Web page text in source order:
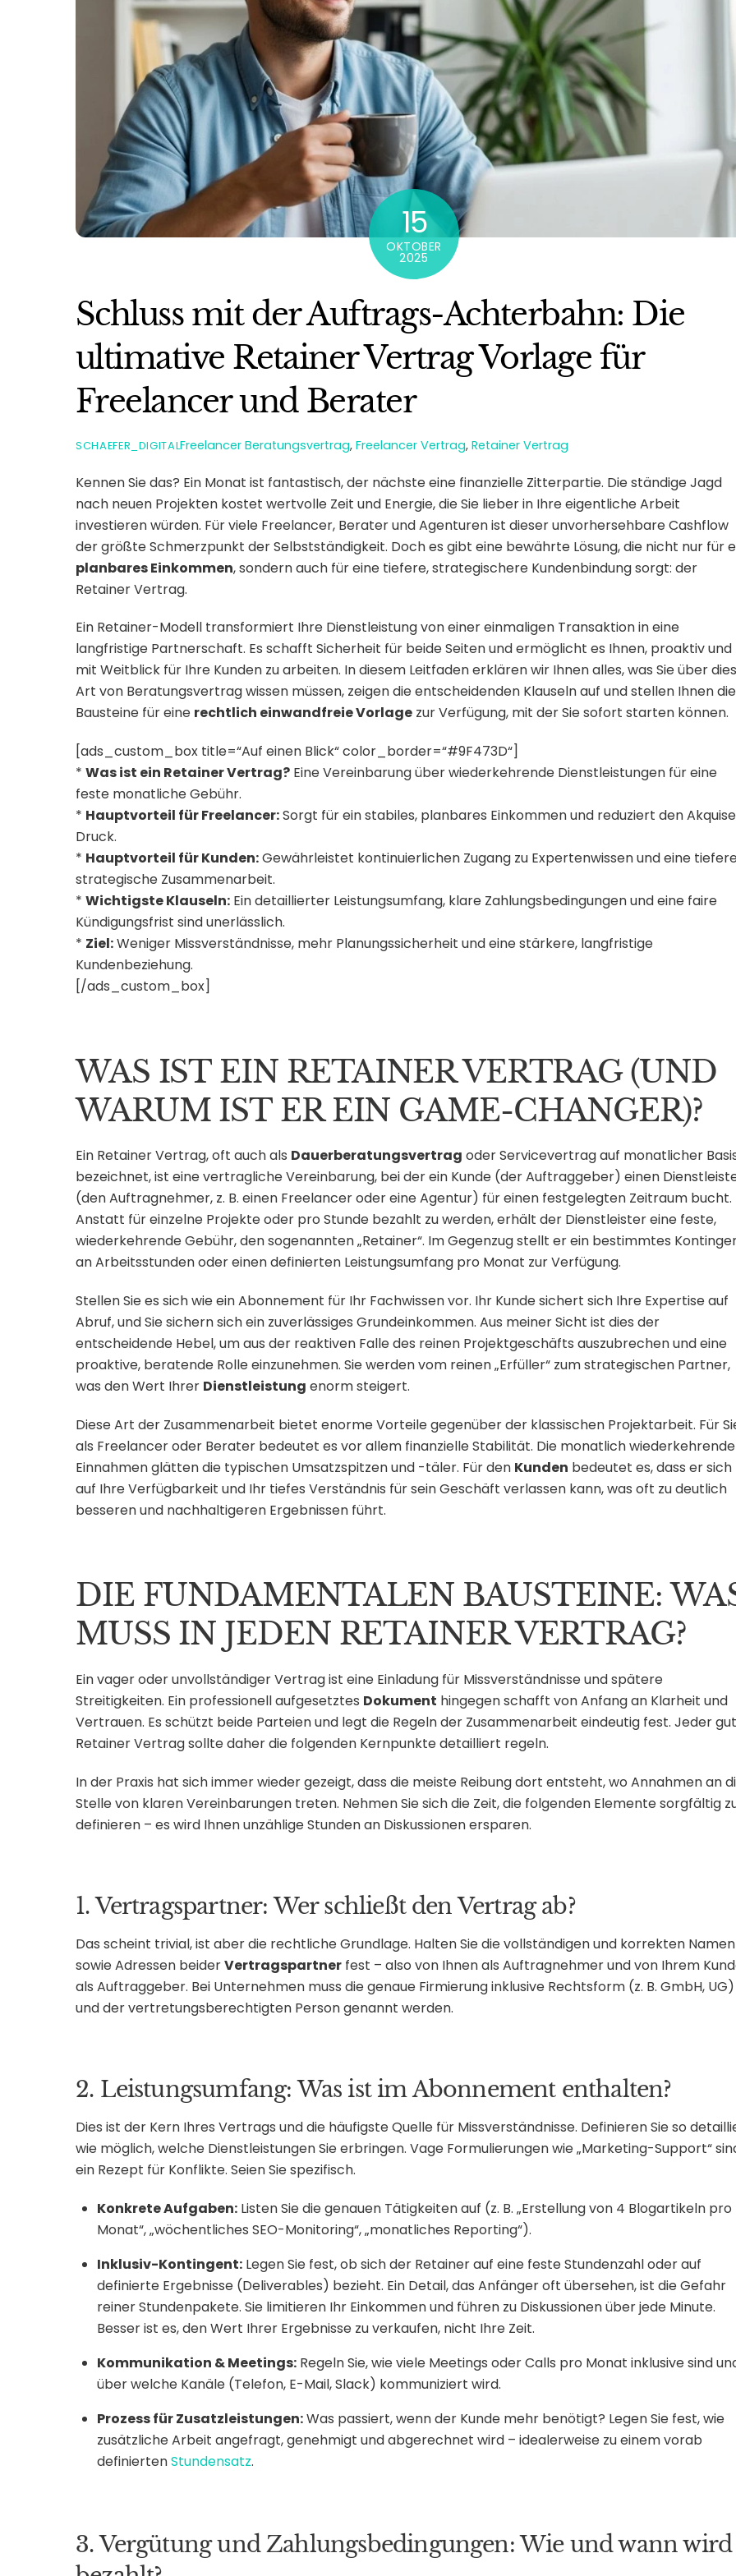
15
OKTOBER
2025
Schluss mit der Auftrags-Achterbahn: Die
ultimative Retainer Vertrag Vorlage für
Freelancer und Berater
SCHAEFER_DIGITALFreelancer Beratungsvertrag,Freelancer Vertrag,Retainer Vertrag
Kennen Sie das? Ein Monat ist fantastisch, der nächste eine finanzielle Zitterpartie. Die ständige Jagd
nach neuen Projekten kostet wertvolle Zeit und Energie, die Sie lieber in Ihre eigentliche Arbeit
investieren würden. Für viele Freelancer, Berater und Agenturen ist dieser unvorhersehbare Cashflow
der größte Schmerzpunkt der Selbstständigkeit. Doch es gibt eine bewährte Lösung, die nicht nur für
planbares Einkommen, sondern auch für eine tiefere, strategischere Kundenbindung sorgt: der
Retainer Vertrag.
Ein Retainer-Modell transformiert Ihre Dienstleistung von einer einmaligen Transaktion in eine
langfristige Partnerschaft. Es schafft Sicherheit für beide Seiten und ermöglicht es Ihnen, proaktiv und
mit Weitblick für Ihre Kunden zu arbeiten. In diesem Leitfaden erklären wir Ihnen alles, was Sie über
Art von Beratungsvertrag wissen müssen, zeigen die entscheidenden Klauseln auf und stellen Ihnen die
Bausteine für eine rechtlich einwandfreie Vorlage zur Verfügung, mit der Sie sofort starten können.
[ads_custom_box title=“Auf einen Blick“ color_border=“#9F473D“]
* Was ist ein Retainer Vertrag? Eine Vereinbarung über wiederkehrende Dienstleistungen für eine
feste monatliche Gebühr.
* Hauptvorteil für Freelancer:Sorgt für ein stabiles, planbares Einkommen und reduziert den
Druck.
* Hauptvorteil für Kunden:Gewährleistet kontinuierlichen Zugang zu Expertenwissen und eine
strategische Zusammenarbeit.
* Wichtigste Klauseln: Ein detaillierter Leistungsumfang, klare Zahlungsbedingungen und eine faire
Kündigungsfrist sind unerlässlich.
* Ziel:Weniger Missverständnisse, mehr Planungssicherheit und eine stärkere, langfristige
Kundenbeziehung.
[/ads_custom_box]
WAS IST EIN RETAINER VERTRAG (UND
WARUM IST ER EIN GAME-CHANGER)?
Ein Retainer Vertrag, oft auch als Dauerberatungsvertrag oder Servicevertrag auf monatlicher
bezeichnet, ist eine vertragliche Vereinbarung, bei der ein Kunde (der Auftraggeber) einen
(den Auftragnehmer, z. B. einen Freelancer oder eine Agentur) für einen festgelegten Zeitraum bucht.
Anstatt für einzelne Projekte oder pro Stunde bezahlt zu werden, erhält der Dienstleister eine feste,
wiederkehrende Gebühr, den sogenannten „Retainer“. Im Gegenzug stellt er ein bestimmtes
an Arbeitsstunden oder einen definierten Leistungsumfang pro Monat zur Verfügung.
Stellen Sie es sich wie ein Abonnement für Ihr Fachwissen vor. Ihr Kunde sichert sich Ihre Expertise auf
Abruf, und Sie sichern sich ein zuverlässiges Grundeinkommen. Aus meiner Sicht ist dies der
entscheidende Hebel, um aus der reaktiven Falle des reinen Projektgeschäfts auszubrechen und eine
proaktive, beratende Rolle einzunehmen. Sie werden vom reinen „Erfüller“ zum strategischen Partner,
was den Wert Ihrer Dienstleistung enorm steigert.
Diese Art der Zusammenarbeit bietet enorme Vorteile gegenüber der klassischen Projektarbeit. Für
als Freelancer oder Berater bedeutet es vor allem finanzielle Stabilität. Die monatlich
Einnahmen glätten die typischen Umsatzspitzen und -täler. Für den Kunden bedeutet es, dass er sich
auf Ihre Verfügbarkeit und Ihr tiefes Verständnis für sein Geschäft verlassen kann, was oft zu deutlich
besseren und nachhaltigeren Ergebnissen führt.
DIE FUNDAMENTALEN BAUSTEINE:
MUSS IN JEDEN RETAINER VERTRAG?
Ein vager oder unvollständiger Vertrag ist eine Einladung für Missverständnisse und spätere
Streitigkeiten. Ein professionell aufgesetztes Dokument hingegen schafft von Anfang an Klarheit und
Vertrauen. Es schützt beide Parteien und legt die Regeln der Zusammenarbeit eindeutig fest. Jeder
Retainer Vertrag sollte daher die folgenden Kernpunkte detailliert regeln.
In der Praxis hat sich immer wieder gezeigt, dass die meiste Reibung dort entsteht, wo Annahmen an
Stelle von klaren Vereinbarungen treten. Nehmen Sie sich die Zeit, die folgenden Elemente sorgfältig
definieren – es wird Ihnen unzählige Stunden an Diskussionen ersparen.
1. Vertragspartner: Wer schließt den Vertrag ab?
Das scheint trivial, ist aber die rechtliche Grundlage. Halten Sie die vollständigen und korrekten Namen
sowie Adressen beiderVertragspartner fest – also von Ihnen als Auftragnehmer und von Ihrem
als Auftraggeber. Bei Unternehmen muss die genaue Firmierung inklusive Rechtsform (z. B. GmbH, UG)
und der vertretungsberechtigten Person genannt werden.
2. Leistungsumfang: Was ist im Abonnement enthalten?
Dies ist der Kern Ihres Vertrags und die häufigste Quelle für Missverständnisse. Definieren Sie so
wie möglich, welche Dienstleistungen Sie erbringen. Vage Formulierungen wie „Marketing-Support“
ein Rezept für Konflikte. Seien Sie spezifisch.
Konkrete Aufgaben:Listen Sie die genauen Tätigkeiten auf (z. B. „Erstellung von 4 Blogartikeln pro
Monat“, „wöchentliches SEO-Monitoring“, „monatliches Reporting“).
Inklusiv-Kontingent:Legen Sie fest, ob sich der Retainer auf eine feste Stundenzahl oder auf
definierte Ergebnisse (Deliverables) bezieht. Ein Detail, das Anfänger oft übersehen, ist die Gefahr
reiner Stundenpakete. Sie limitieren Ihr Einkommen und führen zu Diskussionen über jede Minute.
Besser ist es, den Wert Ihrer Ergebnisse zu verkaufen, nicht Ihre Zeit.
Kommunikation & Meetings:Regeln Sie, wie viele Meetings oder Calls pro Monat inklusive sind
über welche Kanäle (Telefon, E-Mail, Slack) kommuniziert wird.
Prozess für Zusatzleistungen:Was passiert, wenn der Kunde mehr benötigt? Legen Sie fest, wie
zusätzliche Arbeit angefragt, genehmigt und abgerechnet wird – idealerweise zu einem vorab
definiertenStundensatz.
3. Vergütung und Zahlungsbedingungen: Wie und wann wird